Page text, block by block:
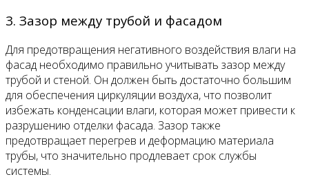
3. Зазор между трубой и фасадом
Для предотвращения негативного воздействия влаги на
фасад необходимо правильно учитывать зазор между
трубой и стеной. Он должен быть достаточно большим
для обеспечения циркуляции воздуха, что позволит
избежать конденсации влаги, которая может привести к
разрушению отделки фасада. Зазор также
предотвращает перегрев и деформацию материала
трубы, что значительно продлевает срок службы
системы.